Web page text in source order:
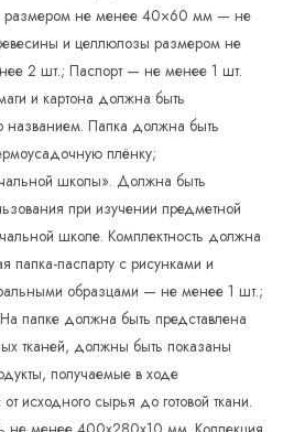
размером не менее 40×60 мм — не
и целлюлозы размером не
2 шт.; Паспорт — не менее 1 шт.
и картона должна быть
названием. Папка должна быть
плёнку;
школы». Должна быть
при изучении предметной
школе. Комплектность должна
паспарту с рисунками и
образцами — не менее 1 шт.;
папке должна быть представлена
тканей, должны быть показаны
получаемые в ходе
исходного сырья до готовой ткани.